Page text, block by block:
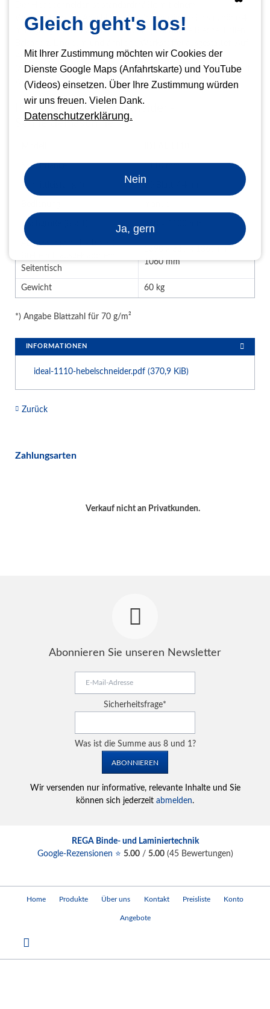
Werkstoffmesser (Anschliffwinkel 75°, maximale Einsatzhöhe 4
mm; geeignet für Papier, Karton, Pappen, dünne Bleche, Folien,
Anfrage kann auch ein spitzwinkliges Papiermesser
(Anschliffwinkel 25 ° – Schnittkapazität bis zu 20 Blatt) geliefert
werden.
IDEAL 1110 Hebelschneider -
Schneidemaschine
Schnittlänge
Schnittleistung *) 20 Blatt / 4 mm
Tischgröße (B x T)
Abmessungen (T x B x H)
Seitentisch
1060 mm
Gewicht 60 kg
*) Angabe Blattzahl für 70 g/m²
INFORMATIONEN
ideal-1110-hebelschneider.pdf(370,9 KiB)
Zurück
Zahlungsarten
Verkauf nicht an Privatkunden.
Abonnieren Sie unseren Newsletter
Adresse
Pflichtfeld
Sicherheitsfrage*
Was ist die Summe aus 8 und 1?
ABONNIEREN
Wir versenden nur informative, relevante Inhalte und Sie
können sich jederzeit abmelden.
Home Produkte Über uns Kontakt Preisliste Konto
Angebote
REGA Binde- und Laminiertechnik
Google-Rezensionen ⭐ 5.00/ 5.00(45Bewertungen)
Gleich geht's los!
Mit Ihrer Zustimmung möchten wir Cookies der
Dienste Google Maps (Anfahrtskarte) und YouTube
(Videos) einsetzen. Über Ihre Zustimmung würden
wir uns freuen. Vielen Dank.
Datenschutzerklärung.
Nein
Ja, gern